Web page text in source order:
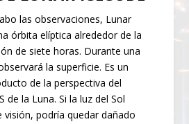
las observaciones, Lunar
órbita elíptica alrededor de la
de siete horas. Durante una
la superficie. Es un
de la perspectiva del
de la Luna. Si la luz del Sol
visión, podría quedar dañado